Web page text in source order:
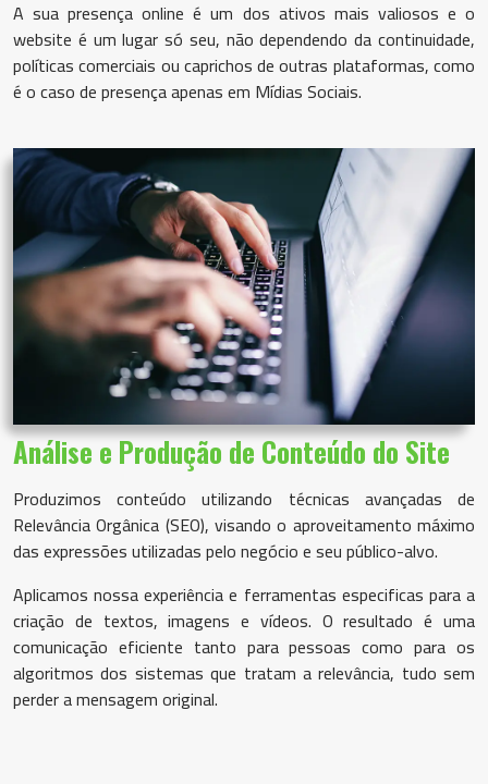
A sua presença online é um dos ativos mais valiosos e o
website é um lugar só seu, não dependendo da continuidade,
políticas comerciais ou caprichos de outras plataformas, como
é o caso de presença apenas em Mídias Sociais.
Análise e Produção de Conteúdo do Site
Produzimos conteúdo utilizando técnicas avançadas de
Relevância Orgânica (SEO), visando o aproveitamento máximo
das expressões utilizadas pelo negócio e seu público-alvo.
Aplicamos nossa experiência e ferramentas especificas para a
criação de textos, imagens e vídeos. O resultado é uma
comunicação eficiente tanto para pessoas como para os
algoritmos dos sistemas que tratam a relevância, tudo sem
perder a mensagem original.